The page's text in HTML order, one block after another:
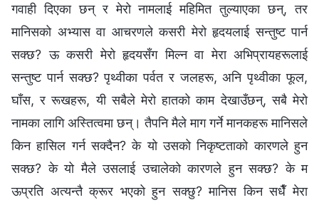
गवाही दिएका छन् र मेरो नामलाई महिमित तुल्याएका छन्, तर
मानिसको अभ्यास वा आचरणले कसरी मेरो हृदयलाई सन्तुष्ट पार्न
सक्छ? ऊ कसरी मेरो हृदयसँग मिल्न वा मेरा अभिप्रायहरूलाई
सन्तुष्ट पार्न सक्छ? पृथ्वीका पर्वत र जलहरू, अनि पृथ्वीका फूल,
घाँस, र रूखहरू, यी सबैले मेरो हातको काम देखाउँछन्, सबै मेरो
नामका लागि अस्तित्वमा छन्। तैपनि मैले माग गर्ने मानकहरू मानिसले
किन हासिल गर्न सक्दैन? के यो उसको निकृष्टताको कारणले हुन
सक्छ? के यो मैले उसलाई उचालेको कारणले हुन सक्छ? के म
ऊप्रति अत्यन्तै क्रूर भएको हुन सक्छु? मानिस किन सधैँ मेरा